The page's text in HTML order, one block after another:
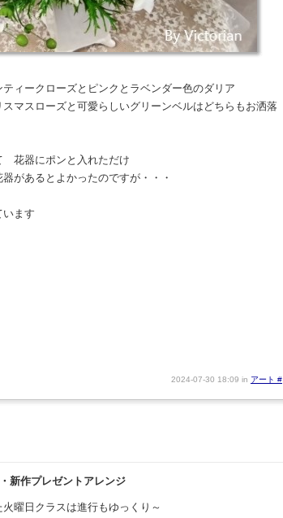
ィークローズとピンクとラベンダー色のダリア
マスローズと可愛らしいグリーンベルはどちらもお洒落
花器にポンと入れただけ
があるとよかったのですが・・・
います
2024-07-30 18:09 in アート #
新作プレゼントアレンジ
曜日クラスは進行もゆっくり～